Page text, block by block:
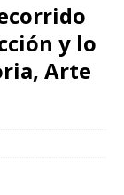
y lo
Arte